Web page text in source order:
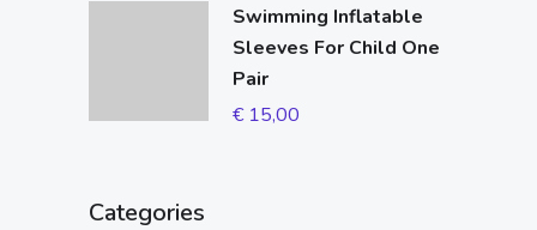
Swimming Inflatable
Sleeves For Child One
Pair
€15,00
Categories